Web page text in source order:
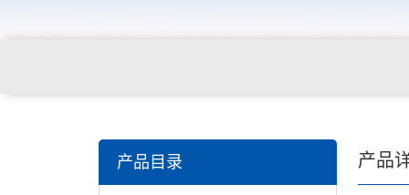
产品目录 产品